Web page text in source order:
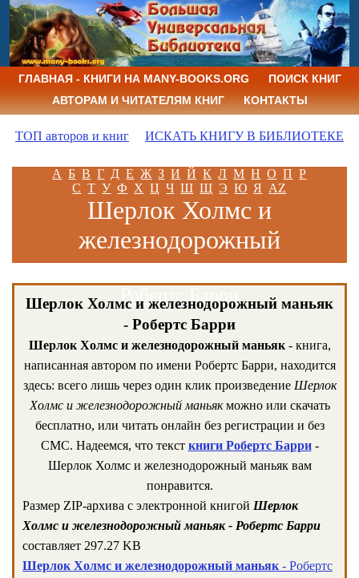
ГЛАВНАЯ - КНИГИ НА MANY-BOOKS.ORG
ПОИСК КНИГ
АВТОРАМ И ЧИТАТЕЛЯМ КНИГ
КОНТАКТЫ
ТОП авторов и книг ИСКАТЬ КНИГУ В БИБЛИОТЕКЕ
А Б В Г Д Е Ж З И Й К Л М Н О П Р
С Т У Ф Х Ц Ч Ш Щ Э Ю Я AZ
Шерлок Холмс и
железнодорожный
маньяк
Шерлок Холмс и железнодорожный маньяк
- Робертс Барри
Шерлок Холмс и железнодорожный маньяк- книга,
написанная автором по имени Робертс Барри, находится
здесь: всего лишь через один клик произведение Шерлок
Холмс и железнодорожный маньякможно или скачать
бесплатно, или читать онлайн без регистрации и без
СМС. Надеемся, что текст книги Робертс Барри-
Шерлок Холмс и железнодорожный маньяк вам
понравится.
Размер ZIP-архива c электронной книгой Шерлок
Холмс и железнодорожный маньяк - Робертс Барри
составляет 297.27 KB
Шерлок Холмс и железнодорожный маньяк - Робертс